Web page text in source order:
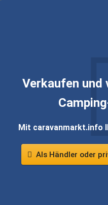
Verkaufen und
Mit caravanmarkt.info
Als Händler oder